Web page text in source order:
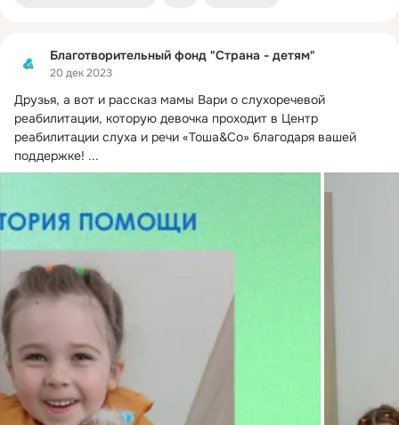
Благотворительный фонд "Страна - детям"
20 дек 2023
Друзья, а вот и рассказ мамы Вари о слухоречевой
реабилитации, которую девочка проходит в Центр
реабилитации слуха и речи «Тоша&Cо» благодаря вашей
поддержке! ...